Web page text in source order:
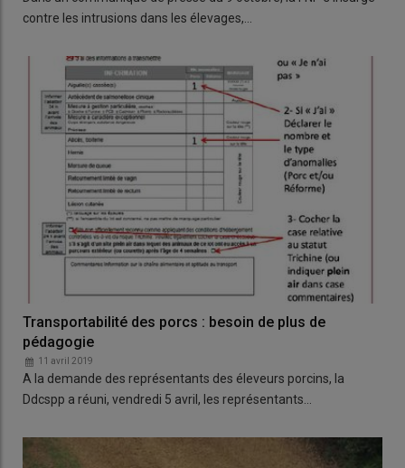
contre les intrusions dans les élevages,…
Transportabilité des porcs : besoin de plus de
pédagogie
11 avril 2019
A la demande des représentants des éleveurs porcins, la
Ddcspp a réuni, vendredi 5 avril, les représentants…